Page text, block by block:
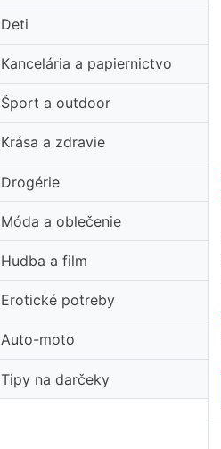
Deti
Kancelária a papiernictvo
Šport a outdoor
Krása a zdravie
Drogérie
Móda a oblečenie
Hudba a film
Erotické potreby
Auto-moto
Tipy na darčeky